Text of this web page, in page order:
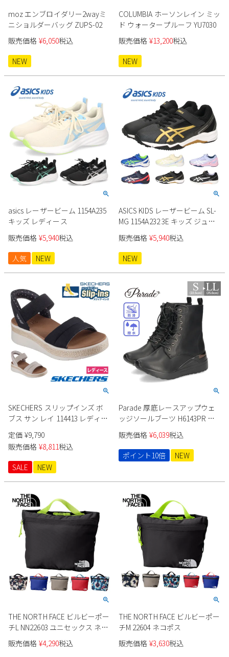
moz エンブロイダリー2wayミ
ニショルダーバッグ ZUPS-02
販売価格 ¥6,050税込
NEW
COLUMBIA ホーソンレイン ミッ
ド ウォータープルーフ YU7030
販売価格 ¥13,200税込
NEW
asics レーザービーム 1154A235
キッズ レディース
販売価格 ¥5,940税込
人気
NEW
ASICS KIDS レーザービーム SL-
MG 1154A232 3E キッズ ジュニ
ア
販売価格 ¥5,940税込
NEW
SKECHERS スリップインズ ボ
ブス サン レイ 114413 レディー
ス
定価 ¥9,790
販売価格 ¥8,811税込
SALE
NEW
Parade 厚底レースアップウェ
ッジソールブーツ H6143PR レ
ディース
販売価格 ¥6,039税込
ポイント10倍
NEW
THE NORTH FACE ビルビーポー
チL NN22603 ユニセックス ネコ
ポス
販売価格 ¥4,290税込
THE NORTH FACE ビルビーポー
チM 22604 ネコポス
販売価格 ¥3,630税込